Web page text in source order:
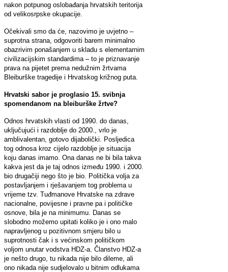
nakon potpunog oslobađanja hrvatskih teritorija
od velikosrpske okupacije.
Očekivali smo da će, nazovimo je uvjetno –
suprotna strana, odgovoriti barem minimalno
obazrivim ponašanjem u skladu s elementarnim
civilizacijskim standardima – to je priznavanje
prava na pijetet prema nedužnim žrtvama
Bleiburške tragedije i Hrvatskog križnog puta.
Hrvatski sabor je proglasio 15. svibnja
spomendanom na bleiburške žrtve?
Odnos hrvatskih vlasti od 1990. do danas,
uključujući i razdoblje do 2000., vrlo je
amblivalentan, gotovo dijabolički. Posljedica
tog odnosa kroz cijelo razdoblje je situacija
koju danas imamo. Ona danas ne bi bila takva
kakva jest da je taj odnos između 1990. i 2000.
bio drugačiji nego što je bio. Politička volja za
postavljanjem i rješavanjem tog problema u
vrijeme tzv. Tuđmanove Hrvatske na zdrave
nacionalne, povijesne i pravne pa i političke
osnove, bila je na minimumu. Danas se
slobodno možemo upitati koliko je i ono malo
napravljenog u pozitivnom smjeru bilo u
suprotnosti čak i s većinskom političkom
voljom unutar vodstva HDZ-a. Članstvo HDZ-a
je nešto drugo, tu nikada nije bilo dileme, ali
ono nikada nije sudjelovalo u bitnim odlukama